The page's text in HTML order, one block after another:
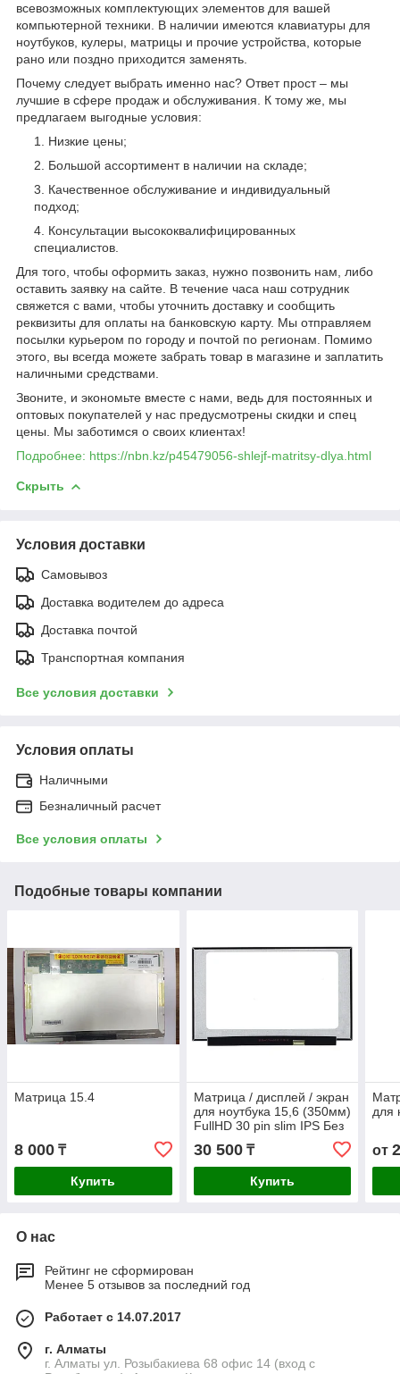
всевозможных комплектующих элементов для вашей
компьютерной техники. В наличии имеются клавиатуры для
ноутбуков, кулеры, матрицы и прочие устройства, которые
рано или поздно приходится заменять.
Почему следует выбрать именно нас? Ответ прост – мы
лучшие в сфере продаж и обслуживания. К тому же, мы
предлагаем выгодные условия:
Низкие цены;
Большой ассортимент в наличии на складе;
Качественное обслуживание и индивидуальный
подход;
Консультации высококвалифицированных
специалистов.
Для того, чтобы оформить заказ, нужно позвонить нам, либо
оставить заявку на сайте. В течение часа наш сотрудник
свяжется с вами, чтобы уточнить доставку и сообщить
реквизиты для оплаты на банковскую карту. Мы отправляем
посылки курьером по городу и почтой по регионам. Помимо
этого, вы всегда можете забрать товар в магазине и заплатить
наличными средствами.
Звоните, и экономьте вместе с нами, ведь для постоянных и
оптовых покупателей у нас предусмотрены скидки и спец
цены. Мы заботимся о своих клиентах!
Подробнее: https://nbn.kz/p45479056-shlejf-matritsy-dlya.html
Скрыть
Условия доставки
Самовывоз
Доставка водителем до адреса
Доставка почтой
Транспортная компания
Все условия доставки
Условия оплаты
Наличными
Безналичный расчет
Все условия оплаты
Подобные товары компании
Матрица 15.4
8 000 ₸
Купить
Матрица / дисплей / экран
для ноутбука 15,6 (350мм)
FullHD 30 pin slim IPS Без
креплений Матовые
30 500₸
Купить
для
от
О нас
Рейтинг не сформирован
Менее 5 отзывов за последний год
Работает с 14.07.2017
г. Алматы
г. Алматы ул. Розыбакиева 68 офис 14 (вход с